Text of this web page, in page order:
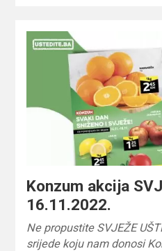
Konzum akcija
16.11.2022.
Ne propustite SVJEŽE
srijede koju nam donosi